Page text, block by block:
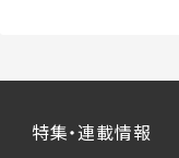
特集・連載情報